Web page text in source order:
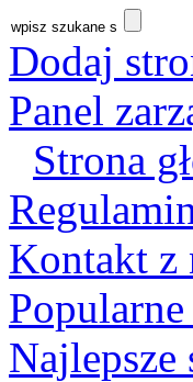
Dodaj
Panel
Strona
Kontakt z
Najlepsze